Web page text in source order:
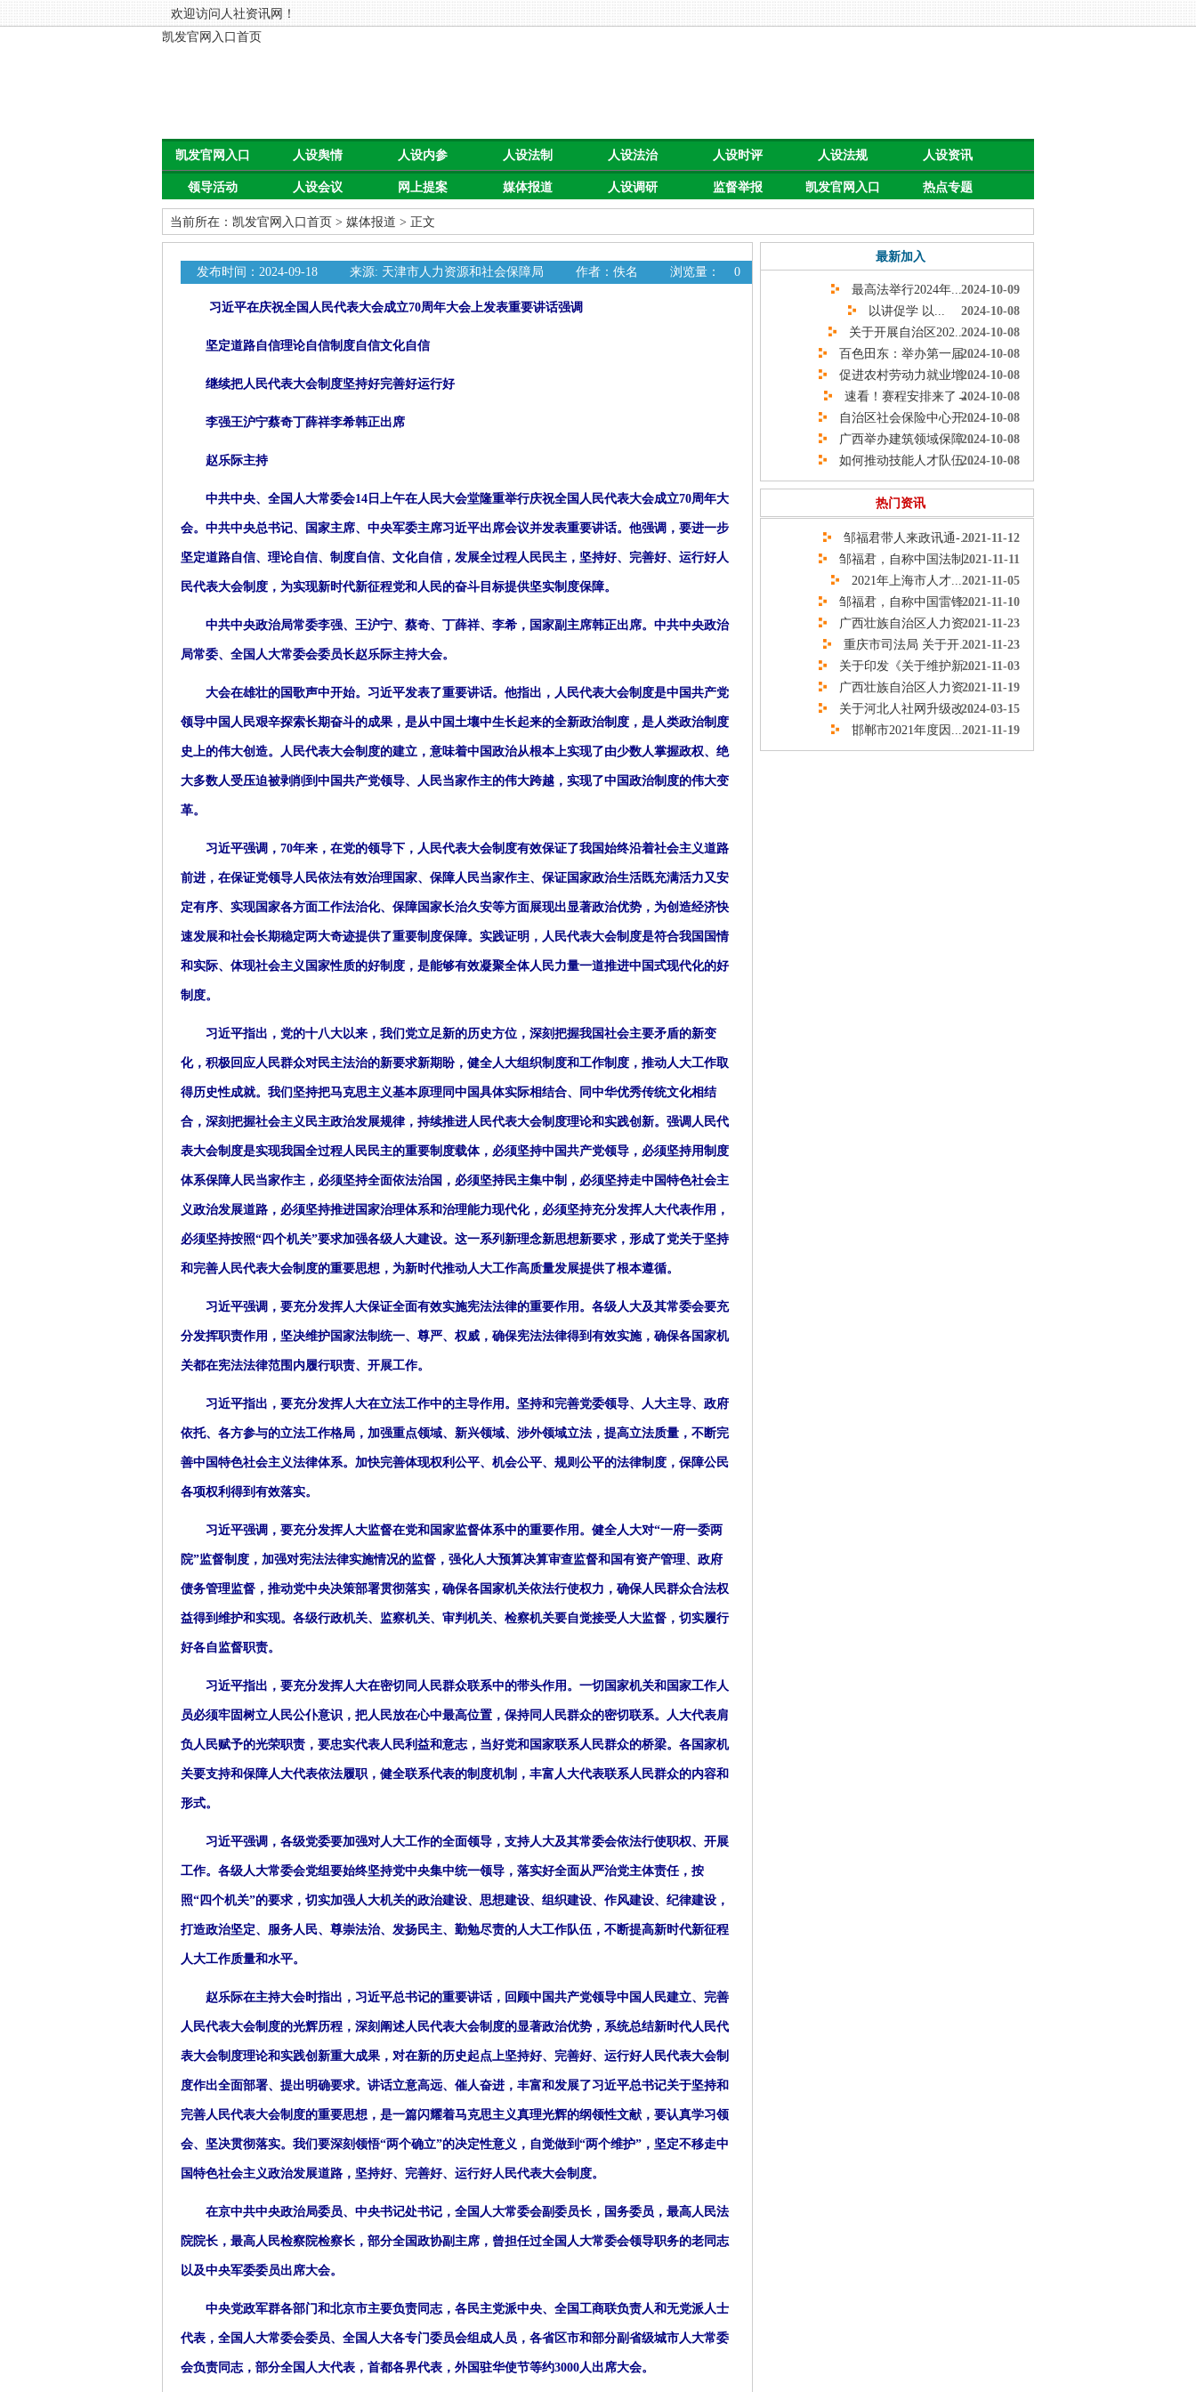
欢迎访问人社资讯网！
凯发官网入口首页
凯发官网入口
首页
人设舆情 人设内参 人设法制 人设法治 人设时评 人设法规 人设资讯
领导活动 人设会议 网上提案 媒体报道 人设调研 监督举报 凯发官网入口 热点专题
当前所在： 凯发官网入口首页 > 媒体报道 > 正文
发布时间：2024-09-18 来源: 天津市人力资源和社会保障局 作者：佚名 浏览量： 0
习近平在庆祝全国人民代表大会成立70周年大会上发表重要讲话强调
坚定道路自信理论自信制度自信文化自信
继续把人民代表大会制度坚持好完善好运行好
李强王沪宁蔡奇丁薛祥李希韩正出席
赵乐际主持
中共中央、全国人大常委会14日上午在人民大会堂隆重举行庆祝全国人民代表大会成立70周年大
会。中共中央总书记、国家主席、中央军委主席习近平出席会议并发表重要讲话。他强调，要进一步
坚定道路自信、理论自信、制度自信、文化自信，发展全过程人民民主，坚持好、完善好、运行好人
民代表大会制度，为实现新时代新征程党和人民的奋斗目标提供坚实制度保障。
中共中央政治局常委李强、王沪宁、蔡奇、丁薛祥、李希，国家副主席韩正出席。中共中央政治
局常委、全国人大常委会委员长赵乐际主持大会。
大会在雄壮的国歌声中开始。习近平发表了重要讲话。他指出，人民代表大会制度是中国共产党
领导中国人民艰辛探索长期奋斗的成果，是从中国土壤中生长起来的全新政治制度，是人类政治制度
史上的伟大创造。人民代表大会制度的建立，意味着中国政治从根本上实现了由少数人掌握政权、绝
大多数人受压迫被剥削到中国共产党领导、人民当家作主的伟大跨越，实现了中国政治制度的伟大变
革。
习近平强调，70年来，在党的领导下，人民代表大会制度有效保证了我国始终沿着社会主义道路
前进，在保证党领导人民依法有效治理国家、保障人民当家作主、保证国家政治生活既充满活力又安
定有序、实现国家各方面工作法治化、保障国家长治久安等方面展现出显著政治优势，为创造经济快
速发展和社会长期稳定两大奇迹提供了重要制度保障。实践证明，人民代表大会制度是符合我国国情
和实际、体现社会主义国家性质的好制度，是能够有效凝聚全体人民力量一道推进中国式现代化的好
制度。
习近平指出，党的十八大以来，我们党立足新的历史方位，深刻把握我国社会主要矛盾的新变
化，积极回应人民群众对民主法治的新要求新期盼，健全人大组织制度和工作制度，推动人大工作取
得历史性成就。我们坚持把马克思主义基本原理同中国具体实际相结合、同中华优秀传统文化相结
合，深刻把握社会主义民主政治发展规律，持续推进人民代表大会制度理论和实践创新。强调人民代
表大会制度是实现我国全过程人民民主的重要制度载体，必须坚持中国共产党领导，必须坚持用制度
体系保障人民当家作主，必须坚持全面依法治国，必须坚持民主集中制，必须坚持走中国特色社会主
义政治发展道路，必须坚持推进国家治理体系和治理能力现代化，必须坚持充分发挥人大代表作用，
必须坚持按照“四个机关”要求加强各级人大建设。这一系列新理念新思想新要求，形成了党关于坚持
和完善人民代表大会制度的重要思想，为新时代推动人大工作高质量发展提供了根本遵循。
习近平强调，要充分发挥人大保证全面有效实施宪法法律的重要作用。各级人大及其常委会要充
分发挥职责作用，坚决维护国家法制统一、尊严、权威，确保宪法法律得到有效实施，确保各国家机
关都在宪法法律范围内履行职责、开展工作。
习近平指出，要充分发挥人大在立法工作中的主导作用。坚持和完善党委领导、人大主导、政府
依托、各方参与的立法工作格局，加强重点领域、新兴领域、涉外领域立法，提高立法质量，不断完
善中国特色社会主义法律体系。加快完善体现权利公平、机会公平、规则公平的法律制度，保障公民
各项权利得到有效落实。
习近平强调，要充分发挥人大监督在党和国家监督体系中的重要作用。健全人大对“一府一委两
院”监督制度，加强对宪法法律实施情况的监督，强化人大预算决算审查监督和国有资产管理、政府
债务管理监督，推动党中央决策部署贯彻落实，确保各国家机关依法行使权力，确保人民群众合法权
益得到维护和实现。各级行政机关、监察机关、审判机关、检察机关要自觉接受人大监督，切实履行
好各自监督职责。
习近平指出，要充分发挥人大在密切同人民群众联系中的带头作用。一切国家机关和国家工作人
员必须牢固树立人民公仆意识，把人民放在心中最高位置，保持同人民群众的密切联系。人大代表肩
负人民赋予的光荣职责，要忠实代表人民利益和意志，当好党和国家联系人民群众的桥梁。各国家机
关要支持和保障人大代表依法履职，健全联系代表的制度机制，丰富人大代表联系人民群众的内容和
形式。
习近平强调，各级党委要加强对人大工作的全面领导，支持人大及其常委会依法行使职权、开展
工作。各级人大常委会党组要始终坚持党中央集中统一领导，落实好全面从严治党主体责任，按
照“四个机关”的要求，切实加强人大机关的政治建设、思想建设、组织建设、作风建设、纪律建设，
打造政治坚定、服务人民、尊崇法治、发扬民主、勤勉尽责的人大工作队伍，不断提高新时代新征程
人大工作质量和水平。
赵乐际在主持大会时指出，习近平总书记的重要讲话，回顾中国共产党领导中国人民建立、完善
人民代表大会制度的光辉历程，深刻阐述人民代表大会制度的显著政治优势，系统总结新时代人民代
表大会制度理论和实践创新重大成果，对在新的历史起点上坚持好、完善好、运行好人民代表大会制
度作出全面部署、提出明确要求。讲话立意高远、催人奋进，丰富和发展了习近平总书记关于坚持和
完善人民代表大会制度的重要思想，是一篇闪耀着马克思主义真理光辉的纲领性文献，要认真学习领
会、坚决贯彻落实。我们要深刻领悟“两个确立”的决定性意义，自觉做到“两个维护”，坚定不移走中
国特色社会主义政治发展道路，坚持好、完善好、运行好人民代表大会制度。
在京中共中央政治局委员、中央书记处书记，全国人大常委会副委员长，国务委员，最高人民法
院院长，最高人民检察院检察长，部分全国政协副主席，曾担任过全国人大常委会领导职务的老同志
以及中央军委委员出席大会。
中央党政军群各部门和北京市主要负责同志，各民主党派中央、全国工商联负责人和无党派人士
代表，全国人大常委会委员、全国人大各专门委员会组成人员，各省区市和部分副省级城市人大常委
会负责同志，部分全国人大代表，首都各界代表，外国驻华使节等约3000人出席大会。
最新加入
最高法举行2024年...2024-10-09
以讲促学 以...
2024-10-08
关于开展自治区202...2024-10-08
百色田东：举办第一届...2024-10-08
促进农村劳动力就业增...2024-10-08
速看！赛程安排来了→2024-10-08
自治区社会保险中心开...2024-10-08
广西举办建筑领域保障...2024-10-08
如何推动技能人才队伍...2024-10-08
热门资讯
邹福君带人来政讯通-...2021-11-12
邹福君，自称中国法制...2021-11-11
2021年上海市人才...2021-11-05
邹福君，自称中国雷锋...2021-11-10
广西壮族自治区人力资...2021-11-23
重庆市司法局 关于开...2021-11-23
关于印发《关于维护新...2021-11-03
广西壮族自治区人力资...2021-11-19
关于河北人社网升级改...2024-03-15
邯郸市2021年度因...2021-11-19